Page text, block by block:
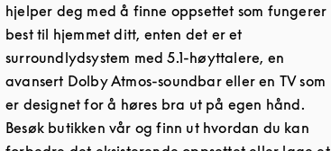
hjelper deg med å finne oppsettet som fungerer
best til hjemmet ditt, enten det er et
surroundlydsystem med 5.1-høyttalere, en
avansert Dolby Atmos-soundbar eller en TV som
er designet for å høres bra ut på egen hånd.
Besøk butikken vår og finn ut hvordan du kan